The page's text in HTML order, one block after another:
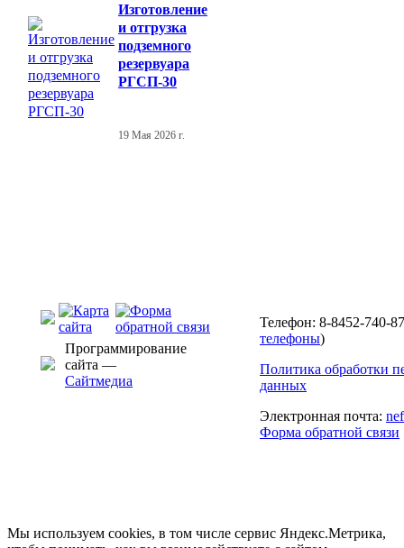
Изготовление
и отгрузка
подземного
резервуара
РГСП-30
19 Мая 2026 г.
Программирование
сайта —
Сайтмедиа
Телефон: 8-8452-740-
телефоны)
Политика обработки
данных
Электронная почта:
Форма обратной связи
Мы используем cookies, в том числе сервис Яндекс.Метрика,